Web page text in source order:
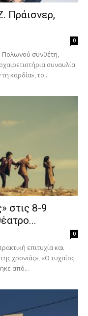
Πράισνερ,
0
Πολωνού συνθέτη,
συναυλία
καρδία», το...
στις 8-9
0
επιτυχία και
χρονιάς», «Ο τυχαίος
από...